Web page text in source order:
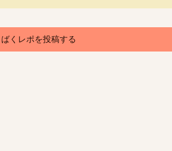
ばくレポを投稿する